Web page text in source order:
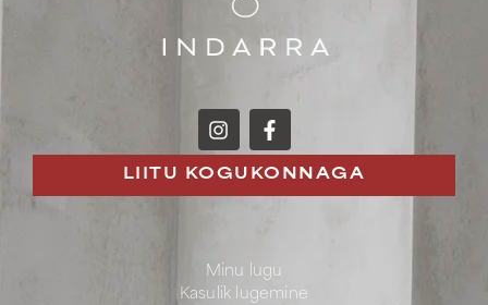
LIITU KOGUKONNAGA
Minu lugu
Kasulik lugemine